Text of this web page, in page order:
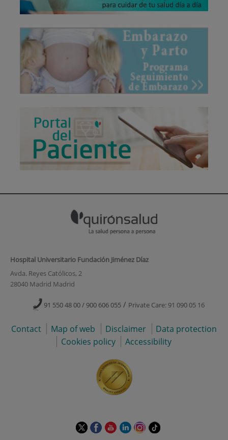
Hospital Universitario Fundación Jiménez Díaz
Avda. Reyes Católicos, 2
28040 Madrid Madrid
91 550 48 00 / 900 606 055 / Private Care: 91 090 05 16
Contact Map of web Disclaimer
Data protection
Cookies policy
Accessibility
This This This This This Link